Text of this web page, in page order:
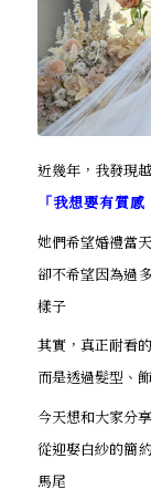
近幾年，我發現
「我想要有質
她們希望婚禮當
卻不希望因為過
樣子
其實，真正耐看
而是透過髮型、
今天想和大家分
從迎娶白紗的簡
馬尾